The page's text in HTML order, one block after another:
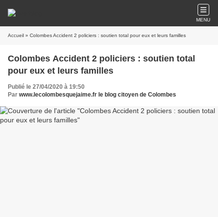
MENU
Accueil » Colombes Accident 2 policiers : soutien total pour eux et leurs familles
Colombes Accident 2 policiers : soutien total
pour eux et leurs familles
Publié le 27/04/2020 à 19:50
Par www.lecolombesquejaime.fr le blog citoyen de Colombes